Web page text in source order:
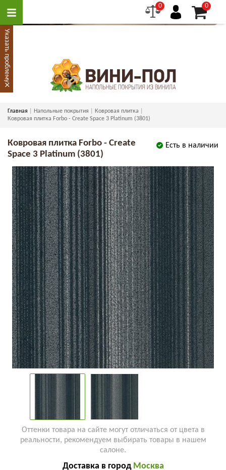
0 0
Главная Напольные покрытия
Ковровая плитка
Ковровая плитка Forbo - Create Space 3 Platinum (3801)
Есть в наличии
Ковровая плитка Forbo - Create
Space 3 Platinum (3801)
Оттенки товара на сайте могут отличаться от цвета в
реальности, рекомендуем выбирать товары в нашем
салоне.
Доставка в город Москва
Указать проблему
×